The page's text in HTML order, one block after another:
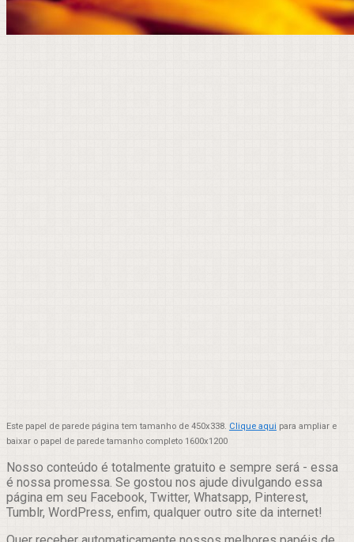
Este papel de parede página tem tamanho de 450x338. Clique aqui para ampliar e
baixar o papel de parede tamanho completo 1600x1200
Nosso conteúdo é totalmente gratuito e sempre será - essa
é nossa promessa. Se gostou nos ajude divulgando essa
página em seu Facebook, Twitter, Whatsapp, Pinterest,
Tumblr, WordPress, enfim, qualquer outro site da internet!